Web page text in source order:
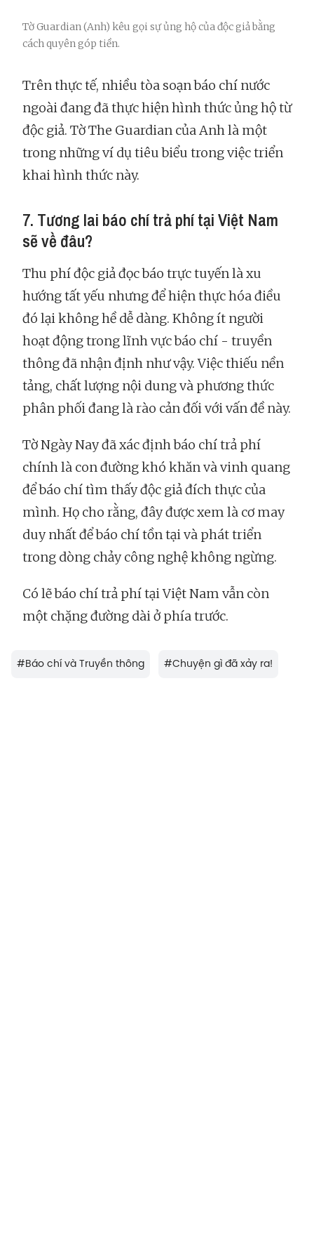
Tờ Guardian (Anh) kêu gọi sự ủng hộ của độc giả bằng
cách quyên góp tiền.
Trên thực tế, nhiều tòa soạn báo chí nước
ngoài đang đã thực hiện hình thức ủng hộ từ
độc giả. Tờ The Guardian của Anh là một
trong những ví dụ tiêu biểu trong việc triển
khai hình thức này.
7. Tương lai báo chí trả phí tại Việt Nam
sẽ về đâu?
Thu phí độc giả đọc báo trực tuyến là xu
hướng tất yếu nhưng để hiện thực hóa điều
đó lại không hề dễ dàng. Không ít người
hoạt động trong lĩnh vực báo chí - truyền
thông đã nhận định như vậy. Việc thiếu nền
tảng, chất lượng nội dung và phương thức
phân phối đang là rào cản đối với vấn đề này.
Tờ Ngày Nay đã xác định báo chí trả phí
chính là con đường khó khăn và vinh quang
để báo chí tìm thấy độc giả đích thực của
mình. Họ cho rằng, đây được xem là cơ may
duy nhất để báo chí tồn tại và phát triển
trong dòng chảy công nghệ không ngừng.
Có lẽ báo chí trả phí tại Việt Nam vẫn còn
một chặng đường dài ở phía trước.
#Báo chí và Truyền thông #Chuyện gì đã xảy ra!